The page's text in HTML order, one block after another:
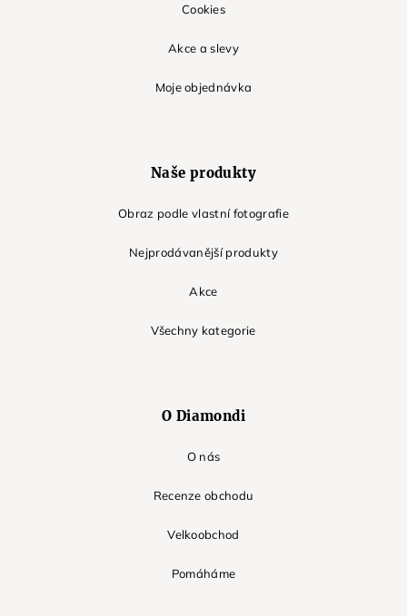
Cookies
Akce a slevy
Moje objednávka
Naše produkty
Obraz podle vlastní fotografie
Nejprodávanější produkty
Akce
Všechny kategorie
O Diamondi
O nás
Recenze obchodu
Velkoobchod
Pomáháme